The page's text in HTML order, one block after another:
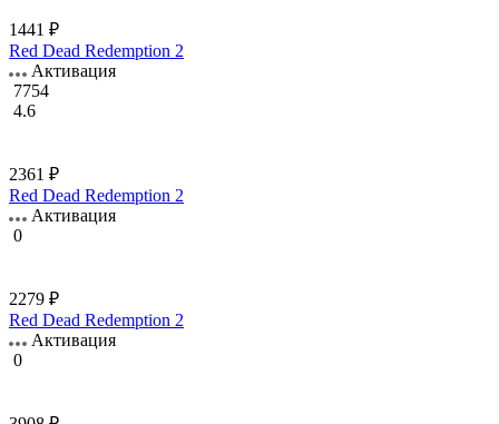
1441 ₽
Red Dead Redemption 2
Активация
7754
4.6
2361 ₽
Red Dead Redemption 2
Активация
0
2279 ₽
Red Dead Redemption 2
Активация
0